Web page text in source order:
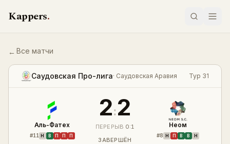
Kappers.
LIVE
← Все матчи
Аль-Фатех — Неом 2:2 — результат
Саудовская Про-лига· Саудовская Аравия Тур 31
Аль-Фатех
#11 Н В П П П
2:2
ПЕРЕРЫВ 0:1
ЗАВЕРШЁН
Неом
#8 Н П В В Н